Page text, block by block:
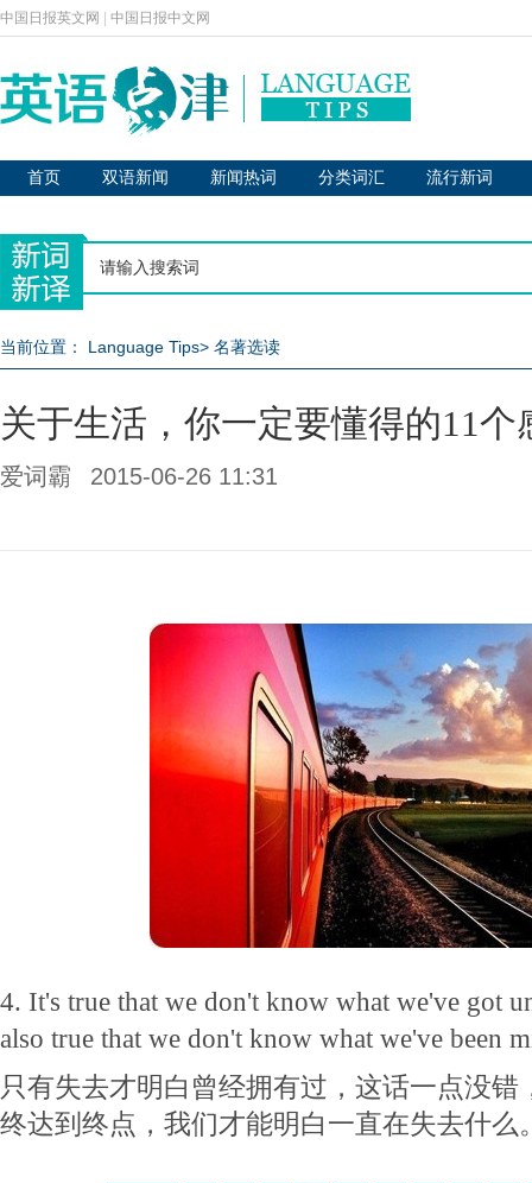
中国日报英文网 中国日报中文网
首页 双语新闻 新闻热词 分类词汇 流行新词
当前位置： Language Tips> 名著选读
关于生活，你一定要懂得的11个
爱词霸 2015-06-26 11:31
4. It's true that we don't know what we've got
also true that we don't know what we've been
只有失去才明白曾经拥有过，这话一点没错
终达到终点，我们才能明白一直在失去什么